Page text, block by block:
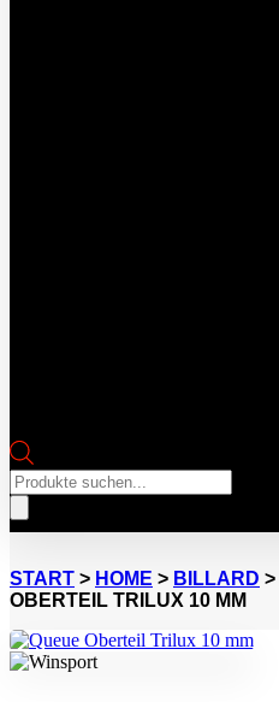
Products
search
START > HOME > BILLARD >
OBERTEIL TRILUX 10 MM